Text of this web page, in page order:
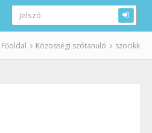
Főoldal Közösségi szótanuló szocikk